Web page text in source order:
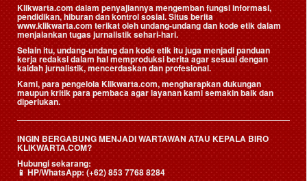
Klikwarta.com dalam penyajiannya mengemban fungsi informasi,
pendidikan, hiburan dan kontrol sosial. Situs berita
www.klikwarta.com terikat oleh undang-undang dan kode etik dalam
menjalankan tugas jurnalistik sehari-hari.
Selain itu, undang-undang dan kode etik itu juga menjadi panduan
kerja redaksi dalam hal memproduksi berita agar sesuai dengan
kaidah jurnalistik, mencerdaskan dan profesional.
Kami, para pengelola Klikwarta.com, mengharapkan dukungan
maupun kritik para pembaca agar layanan kami semakin baik dan
diperlukan.
INGIN BERGABUNG MENJADI WARTAWAN ATAU KEPALA BIRO
KLIKWARTA.COM?
Hubungi sekarang:
📱HP/WhatsApp:(+62) 853 7768 8284